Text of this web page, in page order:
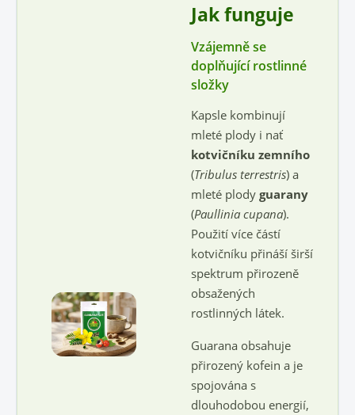
Jak funguje
Vzájemně se
doplňující rostlinné
složky
Kapsle kombinují
mleté plody i nať
kotvičníku zemního
(Tribulus terrestris) a
mleté plody guarany
(Paullinia cupana).
Použití více částí
kotvičníku přináší širší
spektrum přirozeně
obsažených
rostlinných látek.
Guarana obsahuje
přirozený kofein a je
spojována s
dlouhodobou energií,